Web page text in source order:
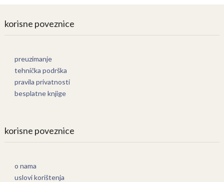
korisne poveznice
preuzimanje
tehnička podrška
pravila privatnosti
besplatne knjige
korisne poveznice
o nama
uslovi korištenja